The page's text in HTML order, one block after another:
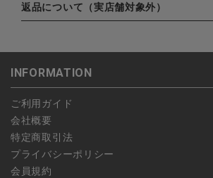
・楽天ペイ
・PayPay
北海道：1,400円
ご注文日当日から翌日のAM9:00までにご連
ンセルは可能です。
します。
予約商品など一部キャンセルが出来ない場合
かじめご了承ください。
返品について（実店舗対象外）
こちら よりご依頼ください。
INFORMATION
ご利用ガイド
会社概要
特定商取引法
プライバシーポリシー
会員規約